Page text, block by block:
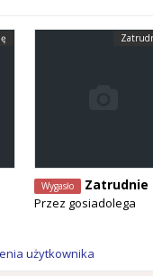
Wygasło Zatrudnie
Przez gosiadolega
użytkownika